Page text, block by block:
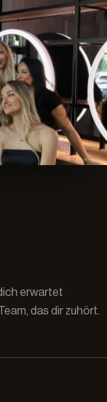
erwartet
das dir zuhört.